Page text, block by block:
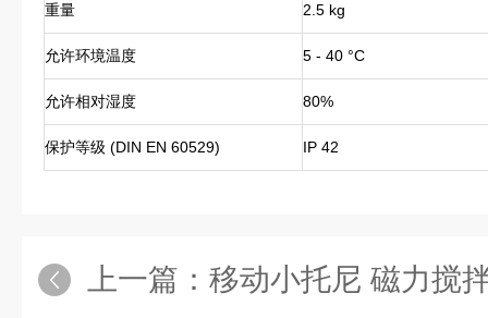
重量 2.5 kg
允许环境温度 5 - 40 °C
允许相对湿度 80%
保护等级 (DIN EN 60529) IP 42
上一篇： 移动小托尼 磁力搅